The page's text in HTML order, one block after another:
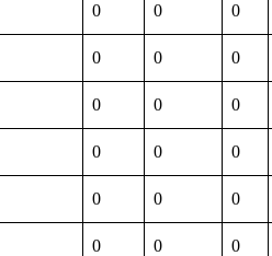
0 0 0
0 0 0
0 0 0
0 0 0
0 0 0
0 0 0